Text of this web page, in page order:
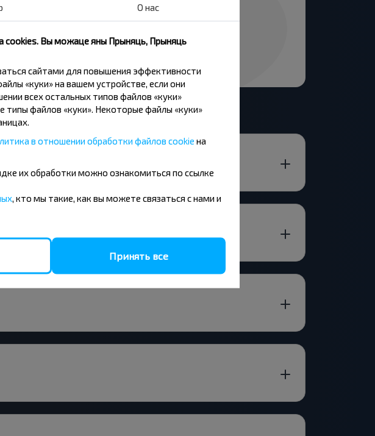
О нас
cookies. Вы можаце яны Прыняць, Прыняць
сайтами для повышения эффективности
«куки» на вашем устройстве, если они
всех остальных типов файлов «куки»
типы файлов «куки». Некоторые файлы «куки»
в отношении обработки файлов cookie на
их обработки можно ознакомиться по ссылке
, кто мы такие, как вы можете связаться с нами и
Принять все